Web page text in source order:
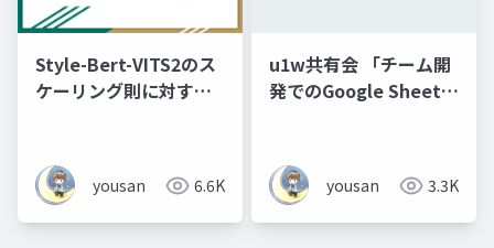
Style-Bert-VITS2のス
ケーリング則に対する
yousan 6.6K
u1w共有会 「チーム開
発でのGoogle Sheetを
yousan 3.3K